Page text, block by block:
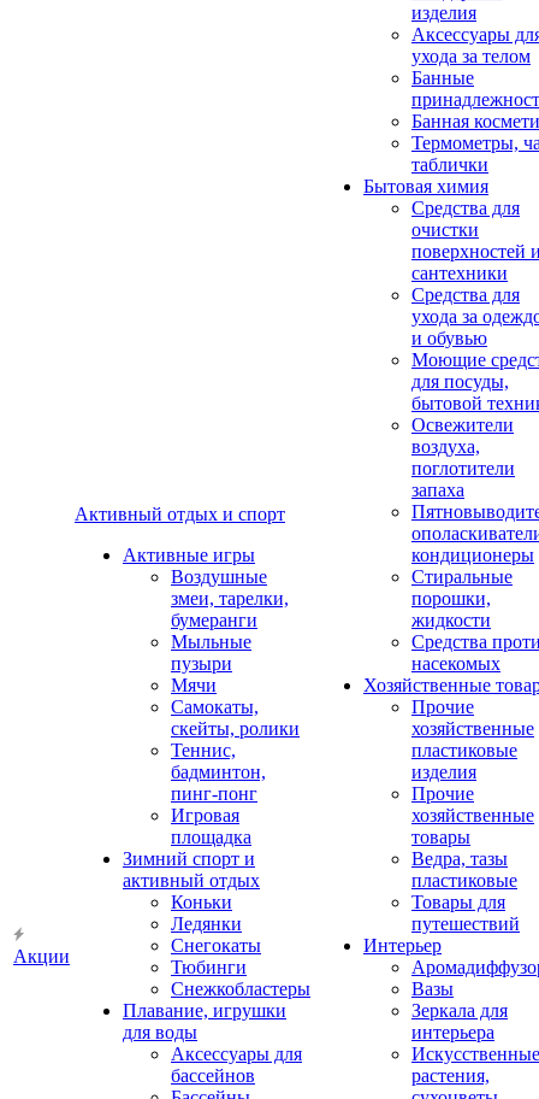
Акции
Активный отдых и спорт
Активные игры
Воздушные
змеи, тарелки,
бумеранги
Мыльные
пузыри
Мячи
Самокаты,
скейты, ролики
Теннис,
бадминтон,
пинг-понг
Игровая
площадка
Зимний спорт и
активный отдых
Коньки
Ледянки
Снегокаты
Тюбинги
Снежкобластеры
Плавание, игрушки
для воды
Аксессуары для
бассейнов
изделия
Аксеcсуары
ухода за телом
Банные
Банная
Термометры,
таблички
Бытовая химия
Средства для
очистки
поверхностей
сантехники
Средства для
ухода за
и обувью
Моющие
для посуды,
бытовой
Освежители
воздуха,
поглотители
запаха
кондиционеры
Стиральные
порошки,
жидкости
Средства
насекомых
Хозяйственные
Прочие
хозяйственные
пластиковые
изделия
Прочие
хозяйственные
товары
Ведра, тазы
пластиковые
Товары для
путешествий
Интерьер
Вазы
Зеркала для
интерьера
Искусственные
растения,